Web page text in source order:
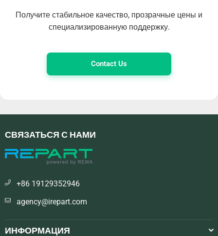
Получите стабильное качество, прозрачные цены и
специализированную поддержку.
Contact Us
СВЯЗАТЬСЯ С НАМИ
+86 19129352946
agency@irepart.com
ИНФОРМАЦИЯ